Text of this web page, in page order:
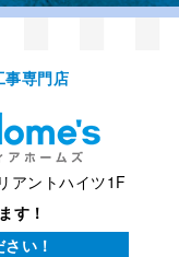
事専⾨店
アントハイツ1F
す！
い！